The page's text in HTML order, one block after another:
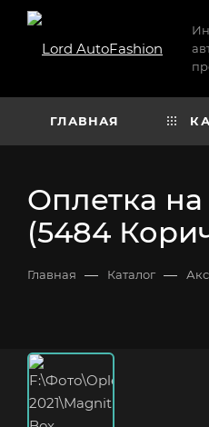
ГЛАВНАЯ
Оплетка
(5484
Главная — Каталог —